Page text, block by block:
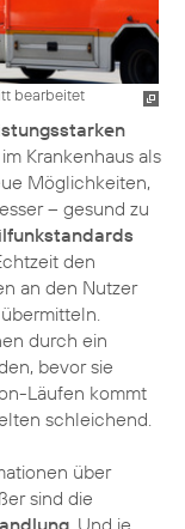
bearbeitet
Krankenhaus als
Möglichkeiten,
– gesund zu
den
an den Nutzer
durch ein
bevor sie
Läufen kommt
schleichend.
über
sind die
. Und je